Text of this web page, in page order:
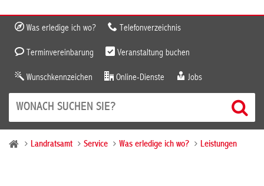
Was erledige ich wo? Telefonverzeichnis
Terminvereinbarung Veranstaltung buchen
Wunschkennzeichen Online-Dienste Jobs
Landratsamt Service Was erledige ich wo? Leistungen